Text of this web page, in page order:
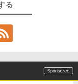
る